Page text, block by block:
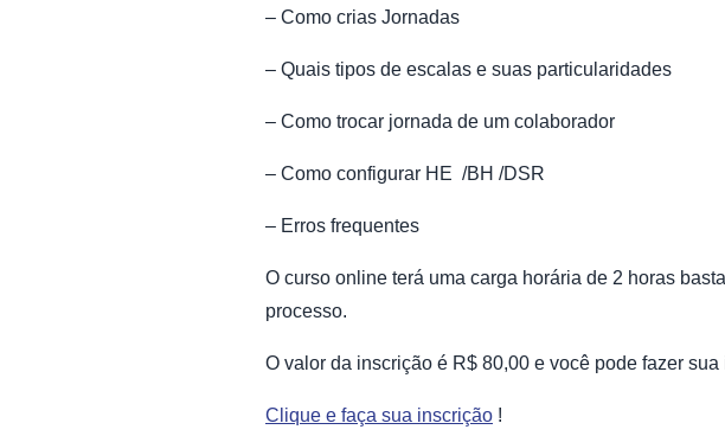
– Como crias Jornadas
– Quais tipos de escalas e suas particularidades
– Como trocar jornada de um colaborador
– Como configurar HE /BH /DSR
– Erros frequentes
O curso online terá uma carga horária de 2 horas
processo.
O valor da inscrição é R$ 80,00 e você pode fazer
Clique e faça sua inscrição !